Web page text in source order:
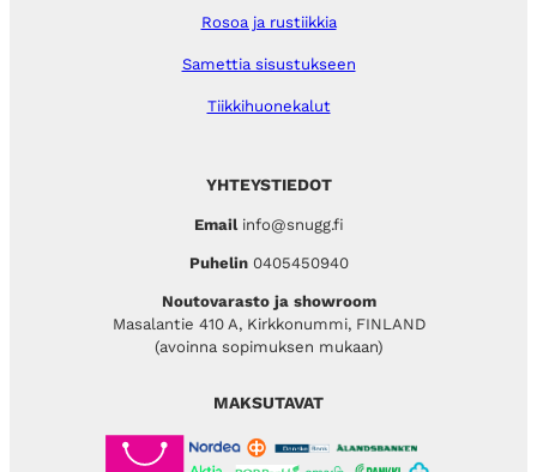
YHTEYSTIEDOT
Emailinfo@snugg.fi
Puhelin 0405450940
Noutovarasto ja showroom
Masalantie 410 A, Kirkkonummi, FINLAND
(avoinna sopimuksen mukaan)
Rosoa ja rustiikkia
Samettia sisustukseen
Tiikkihuonekalut
MAKSUTAVAT